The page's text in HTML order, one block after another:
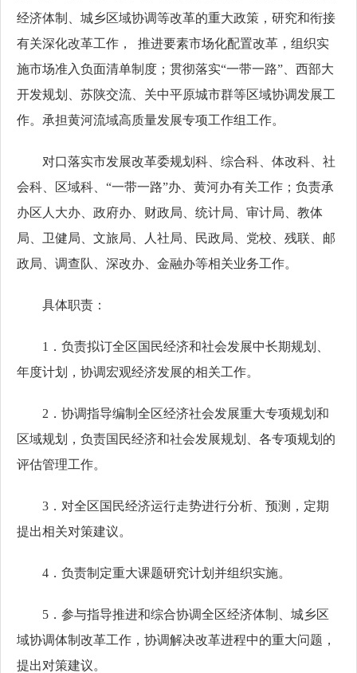
经济体制、城乡区域协调等改革的重大政策，研究和衔接
有关深化改革工作， 推进要素市场化配置改革，组织实
施市场准入负面清单制度；贯彻落实“一带一路”、西部大
开发规划、苏陕交流、关中平原城市群等区域协调发展工
作。承担黄河流域高质量发展专项工作组工作。
对口落实市发展改革委规划科、综合科、体改科、社
会科、区域科、“一带一路”办、黄河办有关工作；负责承
办区人大办、政府办、财政局、统计局、审计局、教体
局、卫健局、文旅局、人社局、民政局、党校、残联、邮
政局、调查队、深改办、金融办等相关业务工作。
具体职责：
1．负责拟订全区国民经济和社会发展中长期规划、
年度计划，协调宏观经济发展的相关工作。
2．协调指导编制全区经济社会发展重大专项规划和
区域规划，负责国民经济和社会发展规划、各专项规划的
评估管理工作。
3．对全区国民经济运行走势进行分析、预测，定期
提出相关对策建议。
4．负责制定重大课题研究计划并组织实施。
5．参与指导推进和综合协调全区经济体制、城乡区
域协调体制改革工作，协调解决改革进程中的重大问题，
提出对策建议。